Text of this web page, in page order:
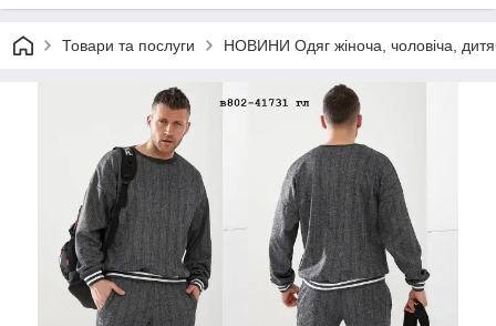
Товари та послуги НОВИНИ Одяг жіноча, чоловіча,